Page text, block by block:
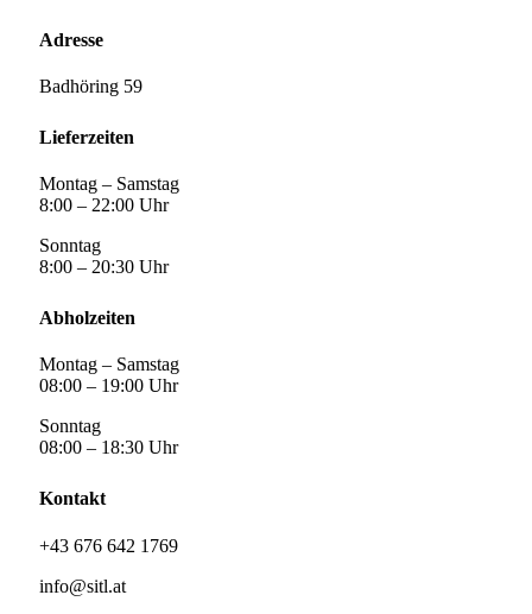
Adresse
Badhöring 59
Lieferzeiten
Montag – Samstag
8:00 – 22:00 Uhr
Sonntag
8:00 – 20:30 Uhr
Abholzeiten
Montag – Samstag
08:00 – 19:00 Uhr
Sonntag
08:00 – 18:30 Uhr
Kontakt
+43 676 642 1769
info@sitl.at